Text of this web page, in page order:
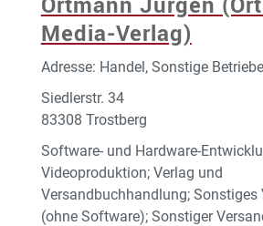
Media-Verlag)
Adresse: Handel, Sonstige Betriebe
Siedlerstr. 34
83308 Trostberg
Software- und Hardware-
Videoproduktion; Verlag und
Versandbuchhandlung; Sonstiges
(ohne Software); Sonstiger